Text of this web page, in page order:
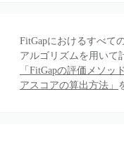
FitGapにおけるすべて
アルゴリズムを用いて
「FitGapの評価メソッド
アスコアの算出方法」